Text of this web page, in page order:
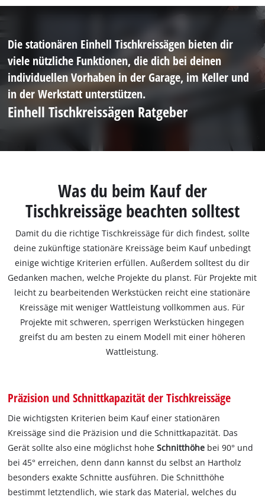
Die stationären Einhell Tischkreissägen bieten dir
viele nützliche Funktionen, die dich bei deinen
individuellen Vorhaben in der Garage, im Keller und
in der Werkstatt unterstützen.
Einhell Tischkreissägen Ratgeber
Was du beim Kauf der
Tischkreissäge beachten solltest
Damit du die richtige Tischkreissäge für dich findest, sollte
deine zukünftige stationäre Kreissäge beim Kauf unbedingt
einige wichtige Kriterien erfüllen. Außerdem solltest du dir
Gedanken machen, welche Projekte du planst. Für Projekte mit
leicht zu bearbeitenden Werkstücken reicht eine stationäre
Kreissäge mit weniger Wattleistung vollkommen aus. Für
Projekte mit schweren, sperrigen Werkstücken hingegen
greifst du am besten zu einem Modell mit einer höheren
Wattleistung.
Präzision und Schnittkapazität der Tischkreissäge
Die wichtigsten Kriterien beim Kauf einer stationären
Kreissäge sind die Präzision und die Schnittkapazität. Das
Gerät sollte also eine möglichst hoheSchnitthöhe bei 90° und
bei 45° erreichen, denn dann kannst du selbst an Hartholz
besonders exakte Schnitte ausführen. Die Schnitthöhe
bestimmt letztendlich, wie stark das Material, welches du